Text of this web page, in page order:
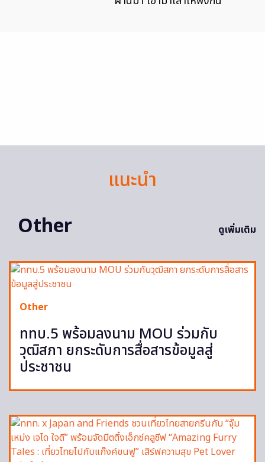
แนะนำ
Other
ดูเพิ่มเติม
Other
ททบ.5 พร้อมลงนาม MOU ร่วมกับ
วุฒิสภา ยกระดับการสื่อสารข้อมูลสู่
ประชาชน